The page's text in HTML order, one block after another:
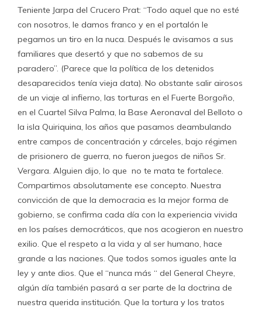
Teniente Jarpa del Crucero Prat: “Todo aquel que no esté
con nosotros, le damos franco y en el portalón le
pegamos un tiro en la nuca. Después le avisamos a sus
familiares que desertó y que no sabemos de su
paradero”. (Parece que la política de los detenidos
desaparecidos tenía vieja data). No obstante salir airosos
de un viaje al infierno, las torturas en el Fuerte Borgoño,
en el Cuartel Silva Palma, la Base Aeronaval del Belloto o
la isla Quiriquina, los años que pasamos deambulando
entre campos de concentración y cárceles, bajo régimen
de prisionero de guerra, no fueron juegos de niños Sr.
Vergara. Alguien dijo, lo que no te mata te fortalece.
Compartimos absolutamente ese concepto. Nuestra
convicción de que la democracia es la mejor forma de
gobierno, se confirma cada día con la experiencia vivida
en los países democráticos, que nos acogieron en nuestro
exilio. Que el respeto a la vida y al ser humano, hace
grande a las naciones. Que todos somos iguales ante la
ley y ante dios. Que el “nunca más “ del General Cheyre,
algún día también pasará a ser parte de la doctrina de
nuestra querida institución. Que la tortura y los tratos